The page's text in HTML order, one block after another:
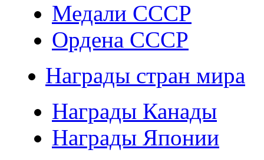
Медали СССР
Ордена СССР
Награды стран мира
Награды Канады
Награды Японии